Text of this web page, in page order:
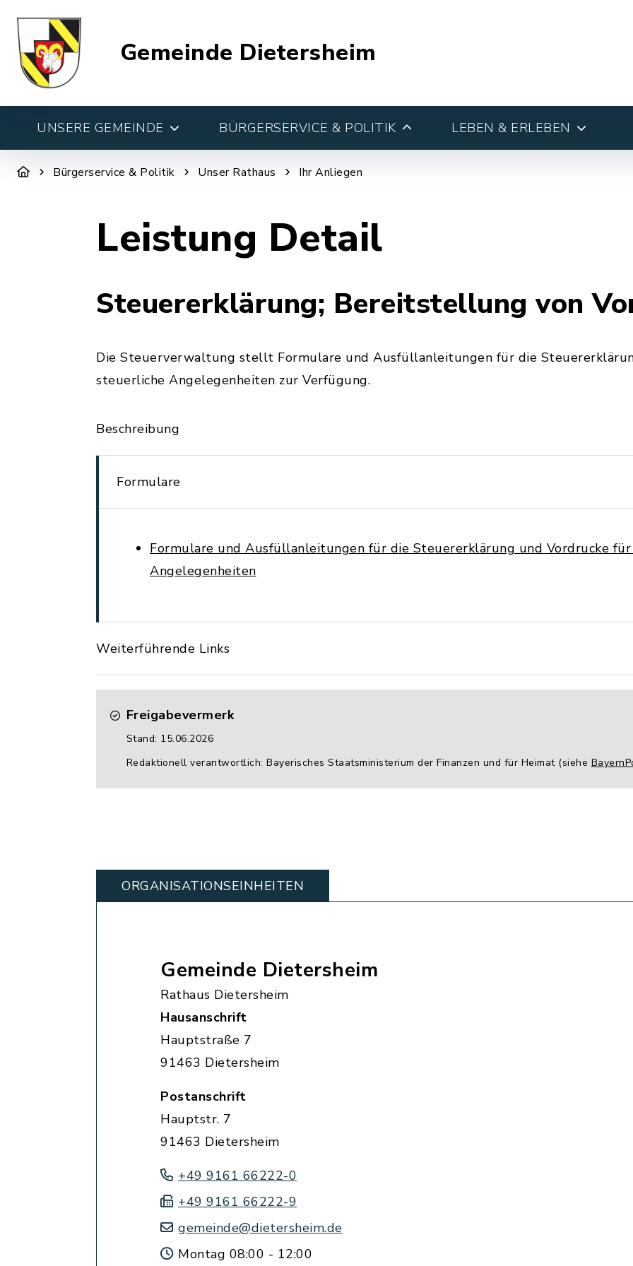
Gemeinde Dietersheim
UNSERE GEMEINDE BÜRGERSERVICE & POLITIK LEBEN & ERLEBEN
Bürgerservice & Politik Unser Rathaus Ihr Anliegen
Leistung Detail
Steuererklärung; Bereitstellung von
Die Steuerverwaltung stellt Formulare und Ausfüllanleitungen für die
steuerliche Angelegenheiten zur Verfügung.
Beschreibung
Formulare
Formulare und Ausfüllanleitungen für die Steuererklärung und Vordrucke
Angelegenheiten
Weiterführende Links
Freigabevermerk
Stand: 15.06.2026
Redaktionell verantwortlich: Bayerisches Staatsministerium der Finanzen und für Heimat (siehe
ORGANISATIONS­EINHEITEN
Gemeinde Dietersheim
Rathaus Dietersheim
Hausanschrift
Hauptstraße 7
91463 Dietersheim
Postanschrift
Hauptstr. 7
91463 Dietersheim
+49 9161 66222-0
+49 9161 66222-9
gemeinde@dietersheim.de
Montag 08:00 - 12:00